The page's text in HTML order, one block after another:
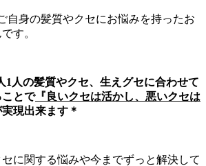
自身の髪質やクセにお悩みを持ったお
す。
1人の髪質やクセ、生えグセに合わせて
とで『良いクセは活かし、悪いクセは
現出来ます＊
に関する悩みや今までずっと解決して